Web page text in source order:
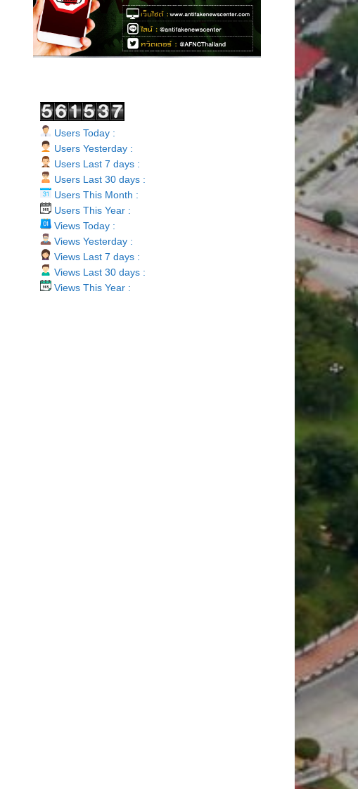
Users Today :
Users Yesterday :
Users Last 7 days :
Users Last 30 days :
Users This Month :
Users This Year :
Views Today :
Views Yesterday :
Views Last 7 days :
Views Last 30 days :
Views This Year :